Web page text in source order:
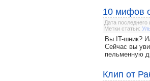
10 мифов
Дата
Метки статьи:
Вы IT-шник?
Сейчас вы
пельменную
Клип от